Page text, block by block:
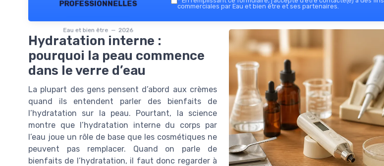
professionnelles
Eau et bien être — 2026
commerciales par Eau et bien être et ses partenaires.
Hydratation interne :
pourquoi la peau commence
dans le verre d’eau
La plupart des gens pensent d’abord aux crèmes
quand ils entendent parler des bienfaits de
l’hydratation sur la peau. Pourtant, la science
montre que l’hydratation interne du corps par
l’eau joue un rôle de base que les cosmétiques ne
peuvent pas remplacer. Quand on parle de
bienfaits de l’hydratation, il faut donc regarder à